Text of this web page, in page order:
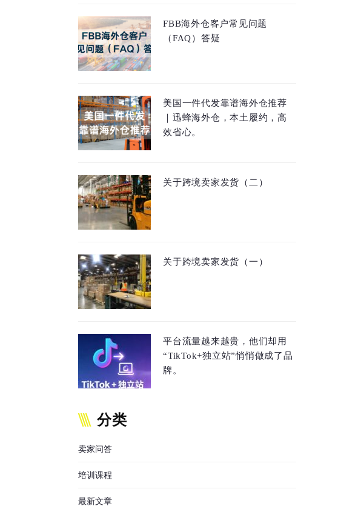
FBB海外仓客户常见问题
（FAQ）答疑
美国一件代发靠谱海外仓推荐
｜迅蜂海外仓，本土履约，高
效省心。
关于跨境卖家发货（二）
关于跨境卖家发货（一）
平台流量越来越贵，他们却用
“TikTok+独立站”悄悄做成了品
牌。
分类
卖家问答
培训课程
最新文章